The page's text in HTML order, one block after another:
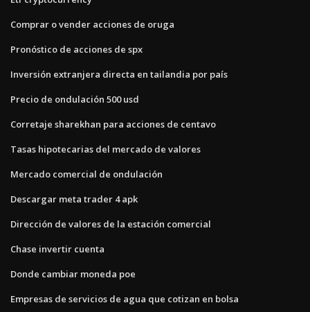
Comprar o vender acciones de oruga
Pronóstico de acciones de spx
Inversión extranjera directa en tailandia por país
Precio de ondulación 500 usd
Corretaje sharekhan para acciones de centavo
Tasas hipotecarias del mercado de valores
Mercado comercial de ondulación
Descargar meta trader 4 apk
Dirección de valores de la estación comercial
Chase invertir cuenta
Donde cambiar moneda poe
Empresas de servicios de agua que cotizan en bolsa